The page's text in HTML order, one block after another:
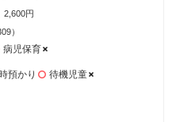
円
）
病児保育
預かり 待機児童